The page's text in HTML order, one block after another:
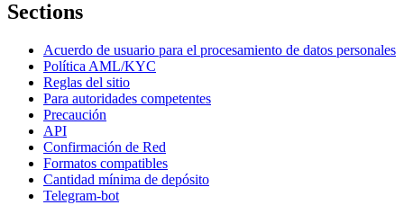
Sections
Acuerdo de usuario para el procesamiento de datos personales
Política AML/KYC
Reglas del sitio
Para autoridades competentes
Precaución
API
Confirmación de Red
Formatos compatibles
Cantidad mínima de depósito
Telegram-bot